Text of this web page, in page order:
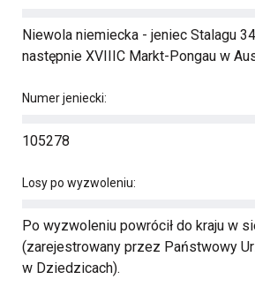
Niewola niemiecka - jeniec Stalagu
następnie XVIIIC Markt-Pongau w
Numer jeniecki:
105278
Losy po wyzwoleniu:
Po wyzwoleniu powrócił do kraju w
(zarejestrowany przez Państwowy
w Dziedzicach).